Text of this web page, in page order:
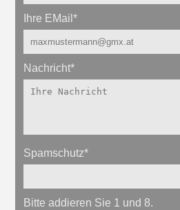
Ihre EMail*
Nachricht*
Spamschutz*
Bitte addieren Sie 1 und 8.